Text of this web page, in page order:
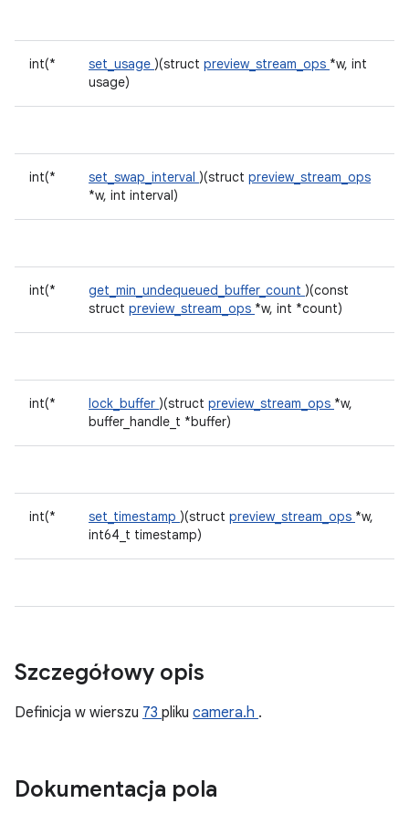
int(* set_usage )(struct preview_stream_ops *w, int
usage)
int(* set_swap_interval )(struct preview_stream_ops
*w, int interval)
int(* get_min_undequeued_buffer_count )(const
struct preview_stream_ops *w, int *count)
int(* lock_buffer )(struct preview_stream_ops *w,
buffer_handle_t *buffer)
int(* set_timestamp )(struct preview_stream_ops *w,
int64_t timestamp)
Szczegółowy opis
Definicja w wierszu 73 pliku camera.h .
Dokumentacja pola